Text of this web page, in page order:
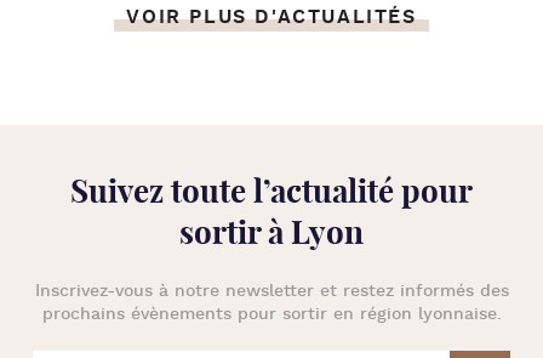
VOIR PLUS D'ACTUALITÉS
Suivez toute l’actualité pour
sortir à Lyon
Inscrivez-vous à notre newsletter et restez informés des
prochains évènements pour sortir en région lyonnaise.